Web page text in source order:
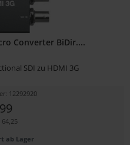
Converter BiDir....
SDI zu HDMI 3G
12292920
ab Lager